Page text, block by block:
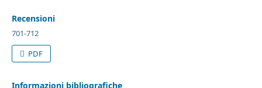
Recensioni
701-712
PDF
Informazioni bibliografiche